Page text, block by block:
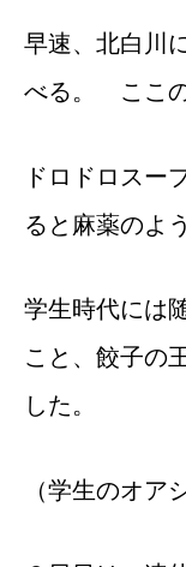
早速、北白川
べる。 ここ
ドロドロスー
ると麻薬のよ
学生時代には
こと、餃子の
した。
（学生のオア